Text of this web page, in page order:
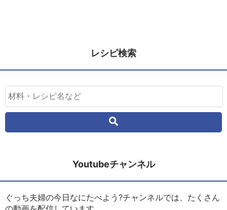
レシピ検索
Youtubeチャンネル
ぐっち夫婦の今日なにたべよう?チャンネルでは、たくさん